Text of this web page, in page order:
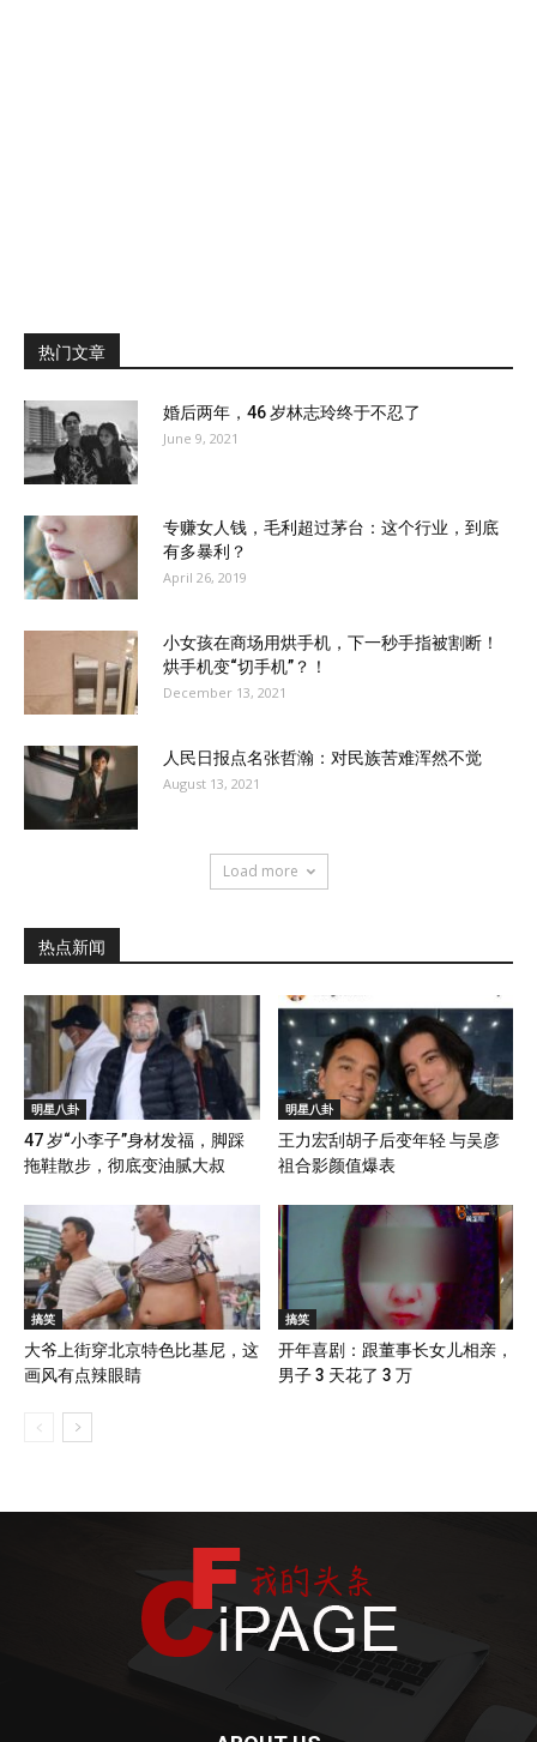
热门文章
婚后两年，46 岁林志玲终于不忍了
June 9, 2021
专赚女人钱，毛利超过茅台：这个行业，到底
有多暴利？
April 26, 2019
小女孩在商场用烘手机，下一秒手指被割断！
烘手机变“切手机”？！
December 13, 2021
人民日报点名张哲瀚：对民族苦难浑然不觉
August 13, 2021
Load more
热点新闻
明星八卦
47 岁“小李子”身材发福，脚踩
拖鞋散步，彻底变油腻大叔
明星八卦
王力宏刮胡子后变年轻 与吴彦
祖合影颜值爆表
搞笑
大爷上街穿北京特色比基尼，这
画风有点辣眼睛
搞笑
开年喜剧：跟董事长女儿相亲，
男子 3 天花了 3 万